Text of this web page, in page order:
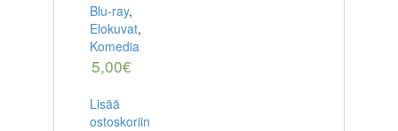
Blu-ray,
Elokuvat,
Komedia
5,00€
Lisää
ostoskoriin